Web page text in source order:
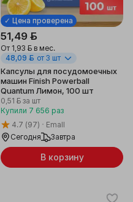
✓ Цена проверена
51,49 ƃ
От 1,93 ƃ в мес.
48,09 ƃ от 3 шт
Капсулы для посудомоечных
машин Finish Powerball
Quantum Лимон, 100 шт
0,51 ƃ за шт
Купили 7 656 раз
4.7 (97)
Emall
Сегодня
Завтра
В корзину